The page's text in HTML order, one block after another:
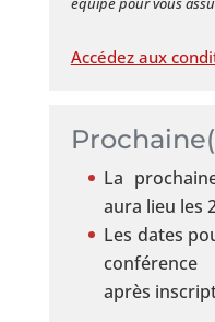
outil
l'acte
d'achat
public
Accédez aux
La
aura lieu les
Les dates
après